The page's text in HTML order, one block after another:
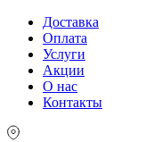
Доставка
Оплата
Услуги
Акции
О нас
Контакты